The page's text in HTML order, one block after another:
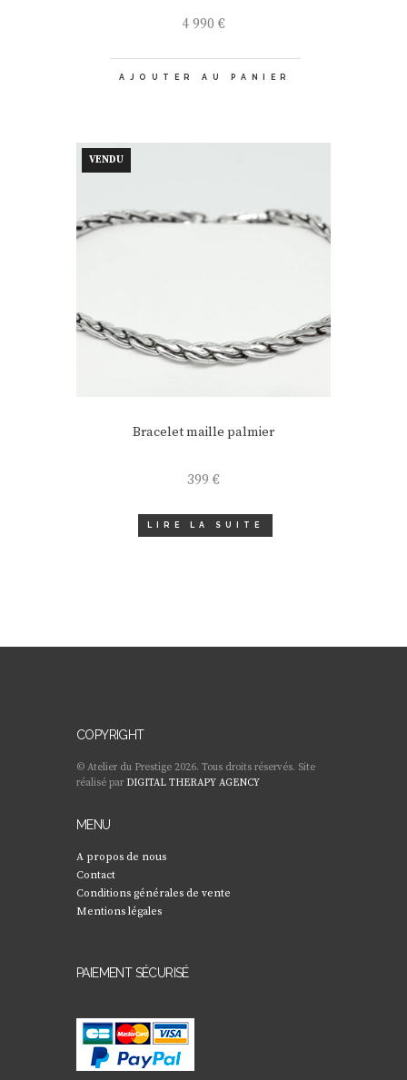
4 990 €
AJOUTER AU PANIER
VENDU
Bracelet maille palmier
399 €
LIRE LA SUITE
COPYRIGHT
© Atelier du Prestige 2026. Tous droits réservés. Site
réalisé par DIGITAL THERAPY AGENCY
MENU
A propos de nous
Contact
Conditions générales de vente
Mentions légales
PAIEMENT SÉCURISÉ